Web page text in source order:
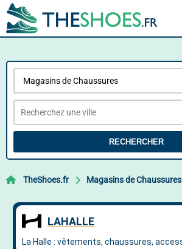
RECHERCHER
TheShoes.fr Magasins de Chaussures